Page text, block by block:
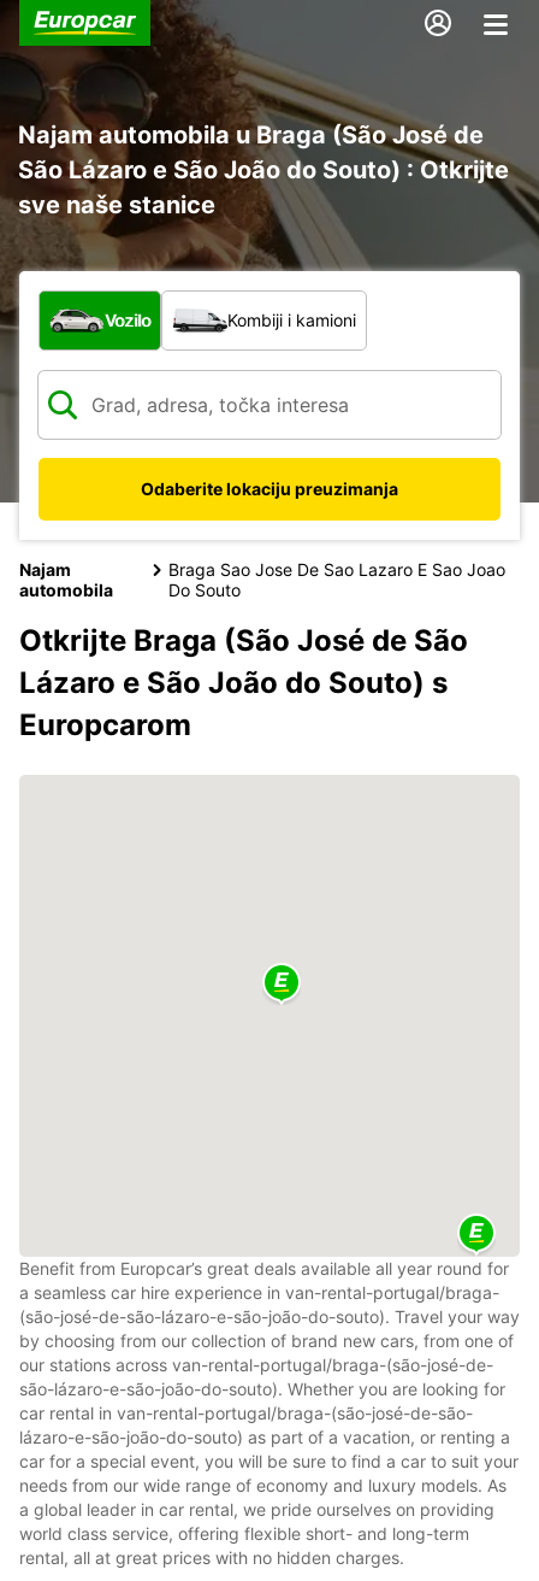
Najam automobila u Braga (São José de
São Lázaro e São João do Souto) : Otkrijte
sve naše stanice
Koja vrsta vozila?
Vozilo Kombiji i kamioni
Odaberite lokaciju preuzimanja
Najam
automobila
Braga Sao Jose De Sao Lazaro E Sao Joao
Do Souto
Otkrijte Braga (São José de São
Lázaro e São João do Souto) s
Europcarom
Benefit from Europcar’s great deals available all year round for
a seamless car hire experience in van-rental-portugal/braga-
(são-josé-de-são-lázaro-e-são-joão-do-souto). Travel your way
by choosing from our collection of brand new cars, from one of
our stations across van-rental-portugal/braga-(são-josé-de-
são-lázaro-e-são-joão-do-souto). Whether you are looking for
car rental in van-rental-portugal/braga-(são-josé-de-são-
lázaro-e-são-joão-do-souto) as part of a vacation, or renting a
car for a special event, you will be sure to find a car to suit your
needs from our wide range of economy and luxury models. As
a global leader in car rental, we pride ourselves on providing
world class service, offering flexible short- and long-term
rental, all at great prices with no hidden charges.